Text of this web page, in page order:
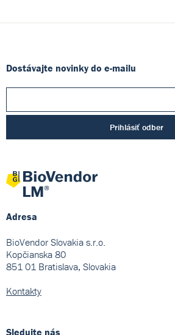
Dostávajte novinky do e-mailu
Prihlásiť odber
Adresa
BioVendor Slovakia s.r.o.
Kopčianska 80
851 01 Bratislava, Slovakia
Kontakty
Sledujte nás